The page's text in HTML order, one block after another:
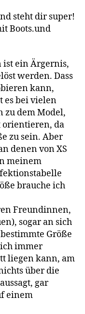
steht dir super!
Boots.und
ist ein Ärgernis,
werden. Dass
kann,
es bei vielen
zu dem Model,
orientieren, da
zu sein. Aber
denen von XS
meinem
brauche ich
Freundinnen,
sogar an sich
Größe
immer
liegen kann, am
über die
gar
einem